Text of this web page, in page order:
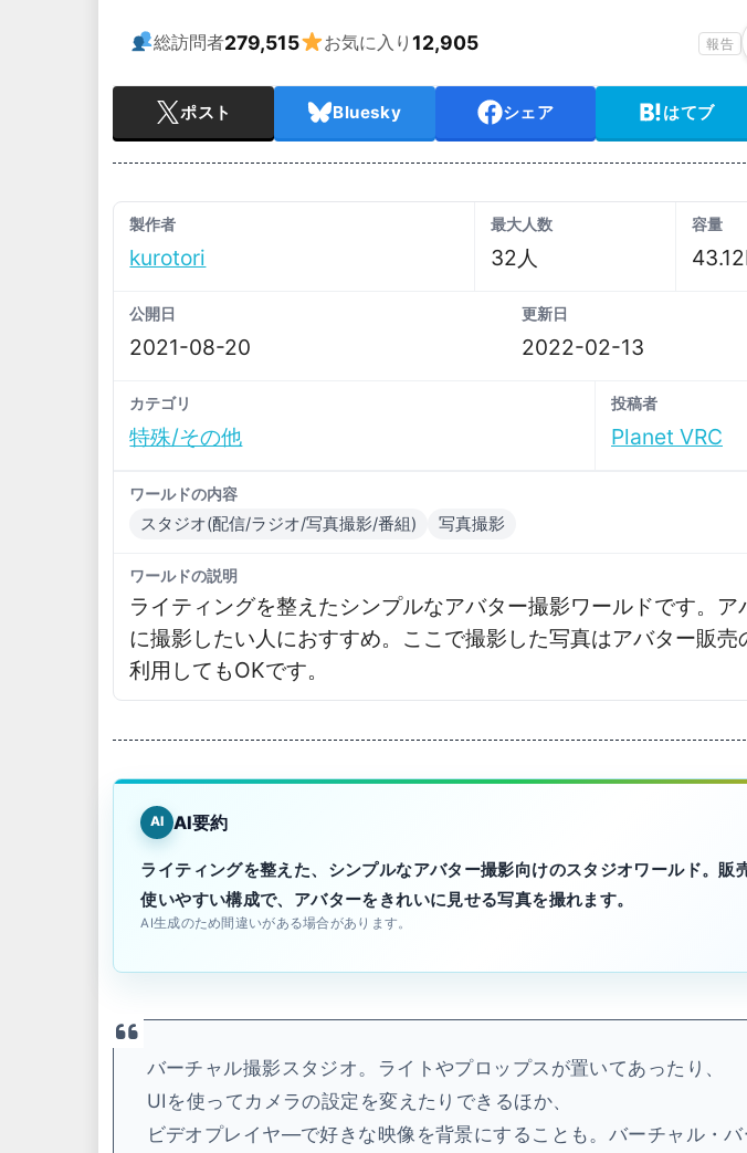
総訪問者279,515 お気に入り12,905 報告
ポスト Bluesky シェア はてブ
製作者
kurotori
最大人数
32人
容量
公開日
2021-08-20
更新日
2022-02-13
カテゴリ
特殊/その他
投稿者
Planet VRC
ワールドの内容
スタジオ(配信/ラジオ/写真撮影/番組) 写真撮影
ワールドの説明
ライティングを整えたシンプルなアバター撮影ワールドです。ア
に撮影したい人におすすめ。ここで撮影した写真はアバター販売
利用してもOKです。
AI AI要約
ライティングを整えた、シンプルなアバター撮影向けのスタジオワールド。販
使いやすい構成で、アバターをきれいに見せる写真を撮れます。
AI生成のため間違いがある場合があります。
バーチャル撮影スタジオ。ライトやプロップスが置いてあったり、
UIを使ってカメラの設定を変えたりできるほか、
ビデオプレイヤ―で好きな映像を背景にすることも。バーチャル・